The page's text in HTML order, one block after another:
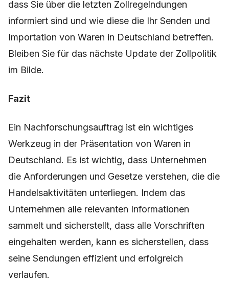
dass Sie über die letzten Zollregelndungen
informiert sind und wie diese die Ihr Senden und
Importation von Waren in Deutschland betreffen.
Bleiben Sie für das nächste Update der Zollpolitik
im Bilde.
Fazit
Ein Nachforschungsauftrag ist ein wichtiges
Werkzeug in der Präsentation von Waren in
Deutschland. Es ist wichtig, dass Unternehmen
die Anforderungen und Gesetze verstehen, die die
Handelsaktivitäten unterliegen. Indem das
Unternehmen alle relevanten Informationen
sammelt und sicherstellt, dass alle Vorschriften
eingehalten werden, kann es sicherstellen, dass
seine Sendungen effizient und erfolgreich
verlaufen.